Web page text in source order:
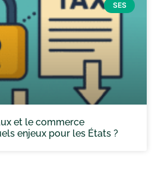
SES
et le commerce
enjeux pour les États ?